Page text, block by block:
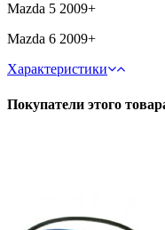
Mazda 5 2009+
Mazda 6 2009+
Характеристики
Покупатели этого